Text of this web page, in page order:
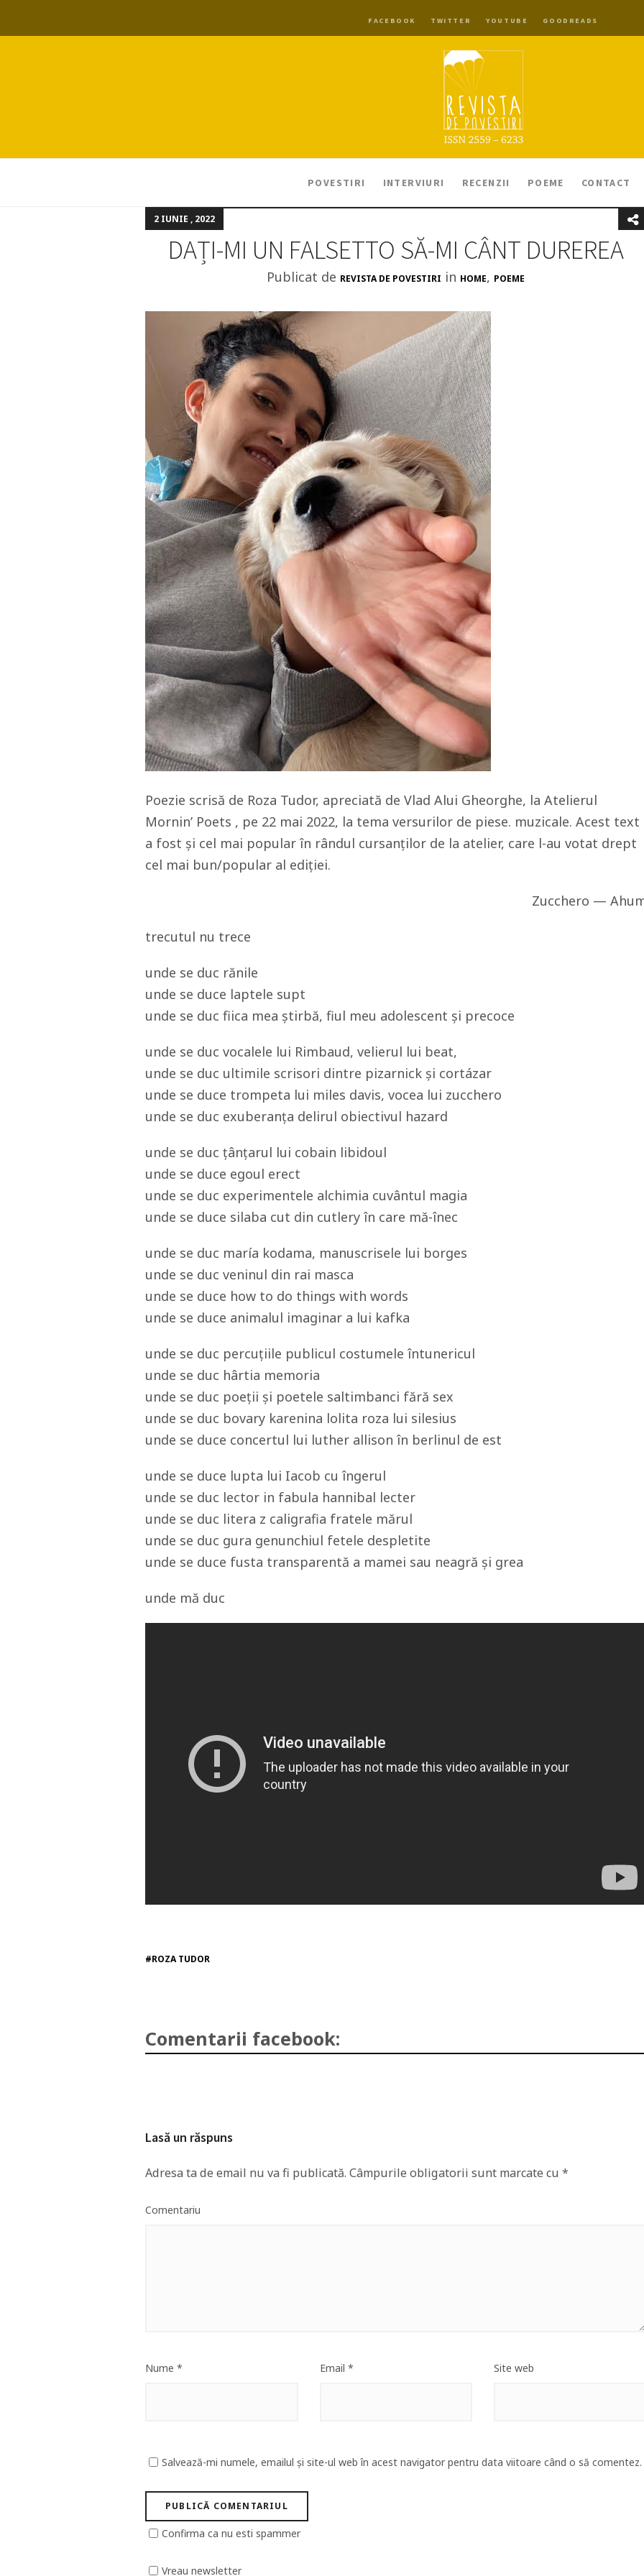
FACEBOOK TWITTER YOUTUBE GOODREADS
POVESTIRI INTERVIURI RECENZII POEME CONTACT
2 IUNIE , 2022
DAȚI-MI UN FALSETTO SĂ-MI CÂNT DUREREA
Publicat de REVISTA DE POVESTIRI in HOME, POEME
Poezie scrisă de Roza Tudor, apreciată de Vlad Alui Gheorghe, la Atelierul
Mornin’ Poets , pe 22 mai 2022, la tema versurilor de piese. muzicale. Acest text
a fost și cel mai popular în rândul cursanților de la atelier, care l-au votat drept
cel mai bun/popular al ediției.
Zucchero —
trecutul nu trece
unde se duc rănile
unde se duce laptele supt
unde se duc fiica mea știrbă, fiul meu adolescent și precoce
unde se duc vocalele lui Rimbaud, velierul lui beat,
unde se duc ultimile scrisori dintre pizarnick și cortázar
unde se duce trompeta lui miles davis, vocea lui zucchero
unde se duc exuberanța delirul obiectivul hazard
unde se duc țânțarul lui cobain libidoul
unde se duce egoul erect
unde se duc experimentele alchimia cuvântul magia
unde se duce silaba cut din cutlery în care mă-înec
unde se duc maría kodama, manuscrisele lui borges
unde se duc veninul din rai masca
unde se duce how to do things with words
unde se duce animalul imaginar a lui kafka
unde se duc percuțiile publicul costumele întunericul
unde se duc hârtia memoria
unde se duc poeții și poetele saltimbanci fără sex
unde se duc bovary karenina lolita roza lui silesius
unde se duce concertul lui luther allison în berlinul de est
unde se duce lupta lui Iacob cu îngerul
unde se duc lector in fabula hannibal lecter
unde se duc litera z caligrafia fratele mărul
unde se duc gura genunchiul fetele despletite
unde se duce fusta transparentă a mamei sau neagră și grea
unde mă duc
#ROZA TUDOR
Comentarii facebook:
Lasă un răspuns
Adresa ta de email nu va fi publicată. Câmpurile obligatorii sunt marcate cu *
Comentariu
Nume * Email * Site web
Salvează-mi numele, emailul și site-ul web în acest navigator pentru data viitoare când o să comentez.
Confirma ca nu esti spammer
Vreau newsletter